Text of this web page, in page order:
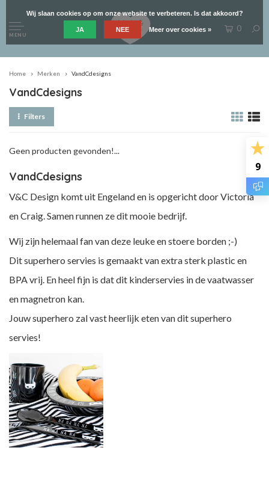
9
MENU
0
Home Merken VandCdesigns
VandCdesigns
Filters
Geen producten gevonden!...
VandCdesigns
V&C Design komt uit Engeland en is opgericht door Victoria
en Craig. Samen runnen ze dit mooie bedrijf.
Wij zijn helemaal fan van deze leuke en stoere borden ;-)
Dit superhero servies is gemaakt van extra sterk plastic en
BPA vrij. En heel fijn is dat dit kinderservies in de vaatwasser
en magnetron kan.
Jouw superhero zal vast heerlijk eten van dit superhero
servies!
Wij slaan cookies op om onze website te verbeteren. Is dat akkoord?
JA NEE Meer over cookies »